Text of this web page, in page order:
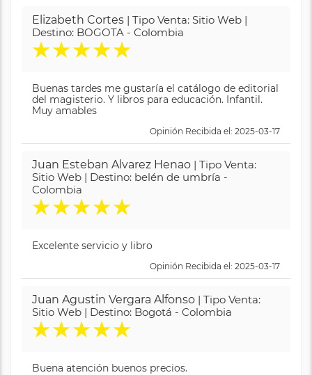
Elizabeth Cortes | Tipo Venta: Sitio Web |
Destino: BOGOTA - Colombia
★★★★★
Buenas tardes me gustaría el catálogo de editorial
del magisterio. Y libros para educación. Infantil.
Muy amables
Opinión Recibida el: 2025-03-17
Juan Esteban Alvarez Henao | Tipo Venta:
Sitio Web | Destino: belén de umbría -
Colombia
★★★★★
Excelente servicio y libro
Opinión Recibida el: 2025-03-17
Juan Agustin Vergara Alfonso | Tipo Venta:
Sitio Web | Destino: Bogotá - Colombia
★★★★★
Buena atención buenos precios.